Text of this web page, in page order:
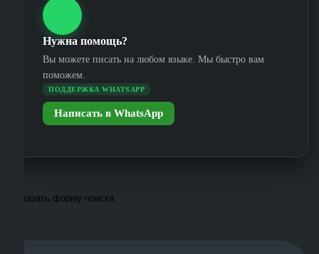
Нужна помощь?
Вы можете писать на любом языке. Мы быстро вам
поможем.
ПОДДЕРЖКА WHATSAPP
Написать в WhatsApp
Показать форму поиска